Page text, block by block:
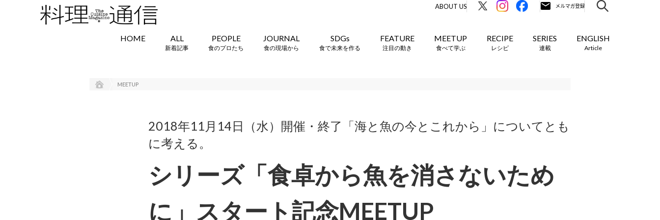
ABOUT US
HOME ALL
新着記事
PEOPLE
食のプロたち
JOURNAL
食の現場から
SDGs
食で未来を作る
FEATURE
注目の動き
MEETUP
食べて学ぶ
RECIPE
レシピ
SERIES
連載
ENGLISH
Article
MEETUP
2018年11月14日（水）開催・終了「海と魚の今とこれから」についてとも
に考える。
シリーズ「食卓から魚を消さないため
に」スタート記念MEETUP